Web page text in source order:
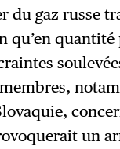
du gaz russe
qu’en
un